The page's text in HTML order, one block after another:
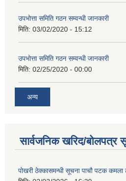
उपभाेत्ता समिति गठन सम्वन्धी जानकारी
मिति: 03/02/2020 - 15:12
उपभाेत्ता समिति गठन सम्वन्धी जानकारी
मिति: 02/25/2020 - 00:00
अन्य
सार्वजनिक खरिद/बोलपत्र
पोखरी ठेक्कासमन्धी सूचना पाचौ पटक कमला